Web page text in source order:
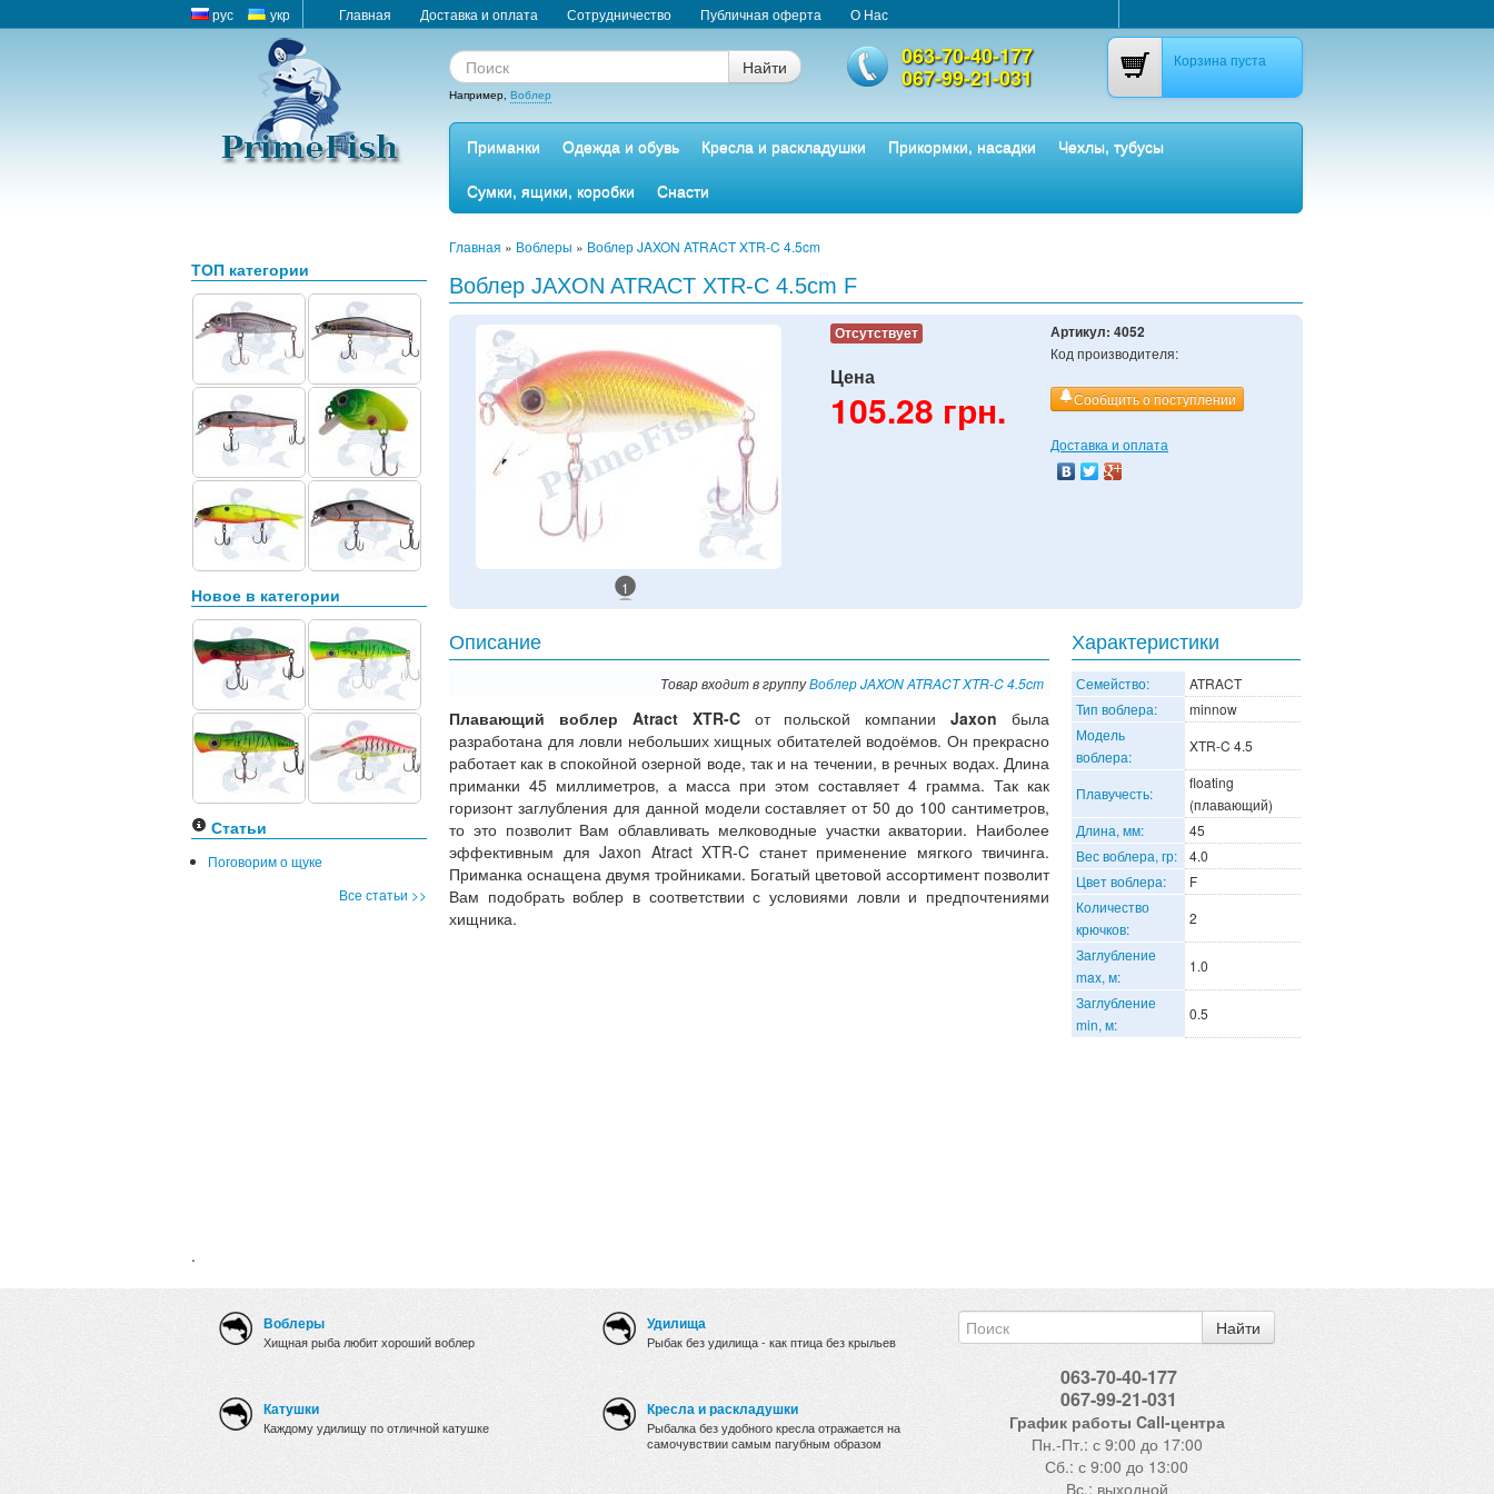
рус укр Главная Доставка и оплата Сотрудничество Публичная оферта О Нас
Найти
Например, Воблер
063-70-40-177
067-99-21-031
Корзина пуста
Приманки Одежда и обувь Кресла и раскладушки Прикормки, насадки
Чехлы, тубусы
Сумки, ящики, коробки
Снасти
ТОП категории
Новое в категории
Статьи
Поговорим о щуке
Все статьи >>
.
Главная » Воблеры » Воблер JAXON ATRACT XTR-C 4.5cm
Воблер JAXON ATRACT XTR-C 4.5cm F
1
Отсутствует
Цена
105.28 грн.
Артикул: 4052
Код производителя:
Сообщить о поступлении
Доставка и оплата
Описание
Товар входит в группуВоблер JAXON ATRACT XTR-C 4.5cm
Плавающий воблер Atract XTR-Cот польской компанииJaxon была
разработана для ловли небольших хищных обитателей водоёмов. Он прекрасно
работает как в спокойной озерной воде, так и на течении, в речных водах. Длина
приманки 45 миллиметров, а масса при этом составляет 4 грамма. Так как
горизонт заглубления для данной модели составляет от 50 до 100 сантиметров,
то это позволит Вам облавливать мелководные участки акватории. Наиболее
эффективным для Jaxon Atract XTR-C станет применение мягкого твичинга.
Приманка оснащена двумя тройниками. Богатый цветовой ассортимент позволит
Вам подобрать воблер в соответствии с условиями ловли и предпочтениями
хищника.
Характеристики
Семейство:
ATRACT
Тип воблера:
minnow
Модель
воблера:
XTR-C 4.5
Плавучесть:
floating
(плавающий)
Длина, мм:
45
Вес воблера, гр:
4.0
Цвет воблера:
F
Количество
крючков:
2
Заглубление
max, м:
1.0
Заглубление
min, м:
0.5
Воблеры
Хищная рыба любит хороший воблер
Катушки
Каждому удилищу по отличной катушке
Удилища
Рыбак без удилища - как птица без крыльев
Кресла и раскладушки
Рыбалка без удобного кресла отражается на
самочувствии самым пагубным образом
Найти
063-70-40-177
067-99-21-031
График работы Call-центра
Пн.-Пт.: с 9:00 до 17:00
Сб.: с 9:00 до 13:00
Вс.: выходной